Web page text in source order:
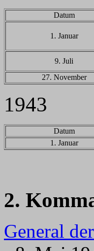
Datum
1. Januar
9. Juli
27. November
1943
Datum
1. Januar
2.
General